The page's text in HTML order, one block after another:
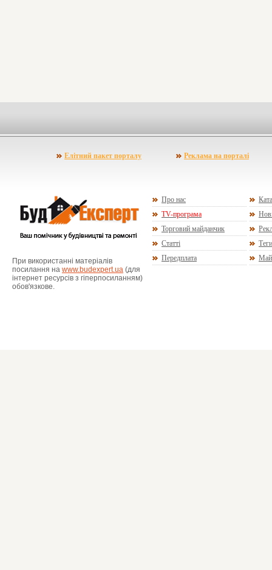
Елітний пакет порталу Реклама на порталі
При використанні матеріалів
посилання на www.budexpert.ua (для
інтернет ресурсів з гіперпосиланням)
обов'язкове.
Про нас
TV-програма
Торговий майданчик
Статті
Теги
Передплата